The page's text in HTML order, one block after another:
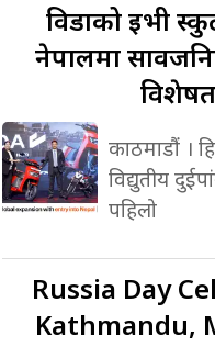
विडाकोईभी
नेपालमा
काठमाडौं ।
विद्युतीय
पहिलो
Russia Day
Kathmandu,